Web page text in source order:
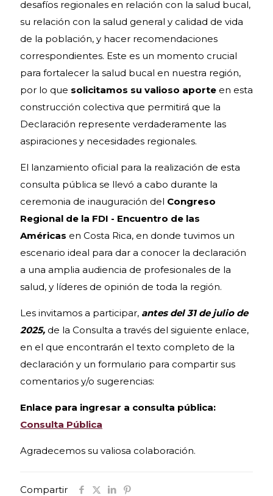
desafíos regionales en relación con la salud bucal,
su relación con la salud general y calidad de vida
de la población, y hacer recomendaciones
correspondientes. Este es un momento crucial
para fortalecer la salud bucal en nuestra región,
por lo que solicitamos su valioso aporte en esta
construcción colectiva que permitirá que la
Declaración represente verdaderamente las
aspiraciones y necesidades regionales.
El lanzamiento oficial para la realización de esta
consulta pública se llevó a cabo durante la
ceremonia de inauguración del Congreso
Regional de la FDI - Encuentro de las
Américas en Costa Rica, en donde tuvimos un
escenario ideal para dar a conocer la declaración
a una amplia audiencia de profesionales de la
salud, y líderes de opinión de toda la región.
Les invitamos a participar, antes del 31 de julio de
2025, de la Consulta a través del siguiente enlace,
en el que encontrarán el texto completo de la
declaración y un formulario para compartir sus
comentarios y/o sugerencias:
Enlace para ingresar a consulta pública:
Consulta Pública
Agradecemos su valiosa colaboración.
Compartir